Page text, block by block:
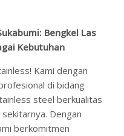
Bengkel Las
Kebutuhan
Kami dengan
di bidang
steel berkualitas
Dengan
berkomitmen